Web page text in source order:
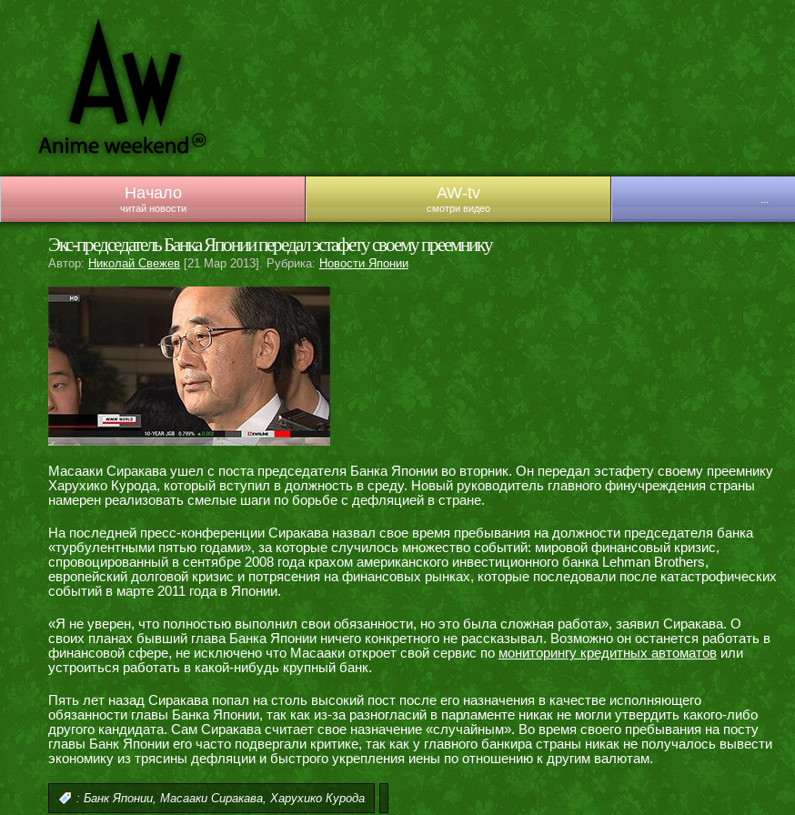
Начало
читай новости
AW-tv
смотри видео
Экс-председатель Банка Японии передал эстафету своему преемнику
Автор: Николай Свежев[21 Мар 2013]. Рубрика: Новости Японии
Масааки Сиракава ушел с поста председателя Банка Японии во вторник. Он передал эстафету своему преемнику
Харухико Курода, который вступил в должность в среду. Новый руководитель главного финучреждения страны
намерен реализовать смелые шаги по борьбе с дефляцией в стране.
На последней пресс-конференции Сиракава назвал свое время пребывания на должности председателя банка
«турбулентными пятью годами», за которые случилось множество событий: мировой финансовый кризис,
спровоцированный в сентябре 2008 года крахом американского инвестиционного банка Lehman Brothers,
европейский долговой кризис и потрясения на финансовых рынках, которые последовали после катастрофических
событий в марте 2011 года в Японии.
«Я не уверен, что полностью выполнил свои обязанности, но это была сложная работа», заявил Сиракава. О
своих планах бывший глава Банка Японии ничего конкретного не рассказывал. Возможно он останется работать в
финансовой сфере, не исключено что Масааки откроет свой сервис помониторингу кредитных автоматовили
устроиться работать в какой-нибудь крупный банк.
Пять лет назад Сиракава попал на столь высокий пост после его назначения в качестве исполняющего
обязанности главы Банка Японии, так как из-за разногласий в парламенте никак не могли утвердить какого-либо
другого кандидата. Сам Сиракава считает свое назначение «случайным». Во время своего пребывания на посту
главы Банк Японии его часто подвергали критике, так как у главного банкира страны никак не получалось вывести
экономику из трясины дефляции и быстрого укрепления иены по отношению к другим валютам.
: Банк Японии, Масааки Сиракава, Харухико Курода